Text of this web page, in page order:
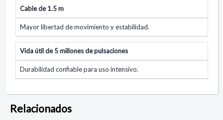
Cable de 1.5 m
Mayor libertad de movimiento y estabilidad.
Vida útil de 5 millones de pulsaciones
Durabilidad confiable para uso intensivo.
Relacionados